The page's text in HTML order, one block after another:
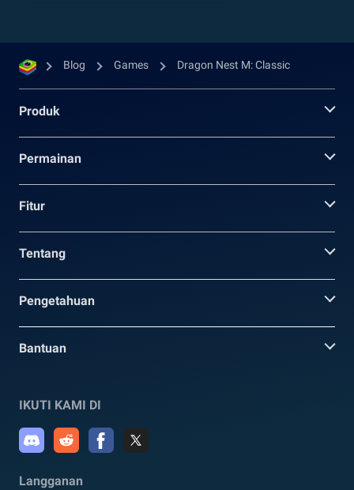
Blog Games Dragon Nest M: Classic
Produk
Permainan
Fitur
Tentang
Pengetahuan
Bantuan
IKUTI KAMI DI
Langganan